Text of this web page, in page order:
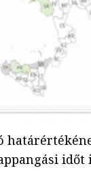
időt